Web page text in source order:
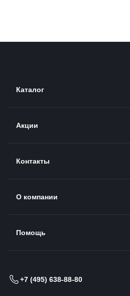
Каталог
Акции
Контакты
О компании
Помощь
+7 (495) 638-88-80